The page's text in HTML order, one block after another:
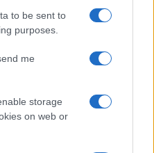
to be sent to
purposes.
me
storage
on web or